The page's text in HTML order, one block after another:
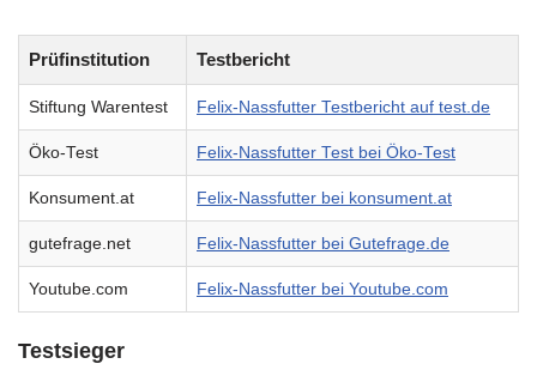
Prüfinstitution Testbericht
Stiftung Warentest Felix-Nassfutter Testbericht auf test.de
Öko-Test Felix-Nassfutter Test bei Öko-Test
Konsument.at Felix-Nassfutter bei konsument.at
gutefrage.net Felix-Nassfutter bei Gutefrage.de
Youtube.com Felix-Nassfutter bei Youtube.com
Testsieger